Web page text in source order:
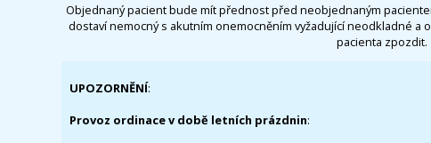
Objednaný pacient bude mít přednost před neobjednaným
dostaví nemocný s akutním onemocněním vyžadující neodkladné
pacienta zpozdit.
UPOZORNĚNÍ:
Provoz ordinace v době letních prázdnin: